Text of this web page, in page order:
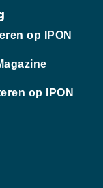
op IPON
op IPON